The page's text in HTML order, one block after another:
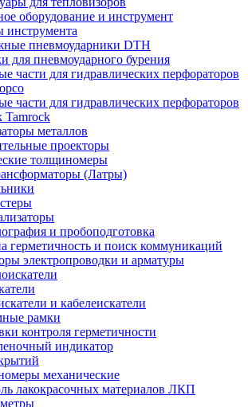
оборудование и инструмент
инструмента
пневмоударники DTH
для пневмоударного бурения
части для гидравлических перфораторов
части для гидравлических перфораторов
Tamrock
металлов
проекторы
толщиномеры
(Латры)
и пробоподготовка
герметичность и поиск коммуникаций
электропроводки и арматуры
и кабелеискатели
рамки
контроля герметичности
индикатор
механические
лакокрасочных материалов ЛКП